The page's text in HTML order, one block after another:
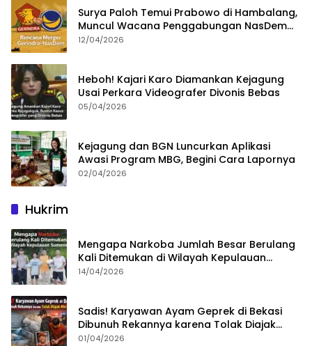
Surya Paloh Temui Prabowo di Hambalang,
Muncul Wacana Penggabungan NasDem
dan Gerindra
12/04/2026
Heboh! Kajari Karo Diamankan Kejagung
Usai Perkara Videografer Divonis Bebas
05/04/2026
Kejagung dan BGN Luncurkan Aplikasi
Awasi Program MBG, Begini Cara Lapornya
02/04/2026
Hukrim
Mengapa Narkoba Jumlah Besar Berulang
Kali Ditemukan di Wilayah Kepulauan
Sumenep?
14/04/2026
Sadis! Karyawan Ayam Geprek di Bekasi
Dibunuh Rekannya karena Tolak Diajak
Merampok Majikan
01/04/2026